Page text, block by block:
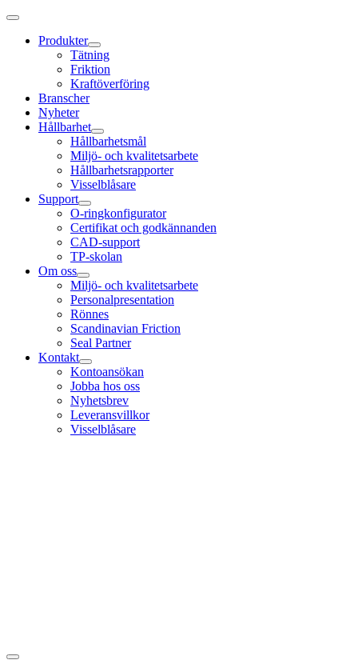
Produkter
Tätning
Friktion
Kraftöverföring
Branscher
Nyheter
Hållbarhet
Hållbarhetsmål
Miljö- och kvalitetsarbete
Hållbarhetsrapporter
Visselblåsare
Support
O-ringkonfigurator
Certifikat och godkännanden
CAD-support
TP-skolan
Om oss
Miljö- och kvalitetsarbete
Personalpresentation
Rönnes
Scandinavian Friction
Seal Partner
Kontakt
Kontoansökan
Jobba hos oss
Nyhetsbrev
Leveransvillkor
Visselblåsare